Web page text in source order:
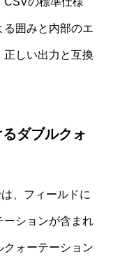
る囲みと内部のエ
正しい出力と互換
ダブルクォ
、フィールドに
ーションが含まれ
ォーテーション